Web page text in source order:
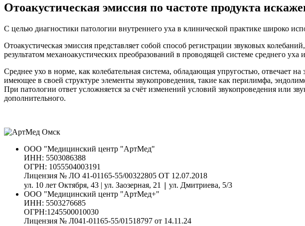
Отоакустическая эмиссия по частоте продукта
С целью диагностики патологии внутреннего уха в клинической практике широко
Отоакустическая эмиссия представляет собой способ регистрации звуковых
результатом механоакустических преобразований в проводящей системе среднего
Среднее ухо в норме, как колебательная система, обладающая упругостью, отвечает
имеющее в своей структуре элементы звукопроведения, такие как перилимфа,
При патологии ответ усложняется за счёт изменений условий звукопроведения или
дополнительного.
ООО "Медицинский центр "АртМед"
ИНН: 5503086388
ОГРН: 1055504003191
Лицензия № ЛО 41-01165-55/00322805 ОТ 12.07.2018
ул. 10 лет Октября, 43 | ул. Заозерная, 21 | ул. Дмитриева, 5/3
ООО "Медицинский центр "АртМед+"
ИНН: 5503276685
ОГРН:1245500010030
Лицензия № Л041-01165-55/01518797 от 14.11.24